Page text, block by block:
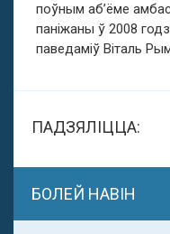
поўным аб’ёме
паніжаны ў 2008
паведаміў Віталь
ПАДЗЯЛІЦЦА:
БОЛЕЙ НАВІН